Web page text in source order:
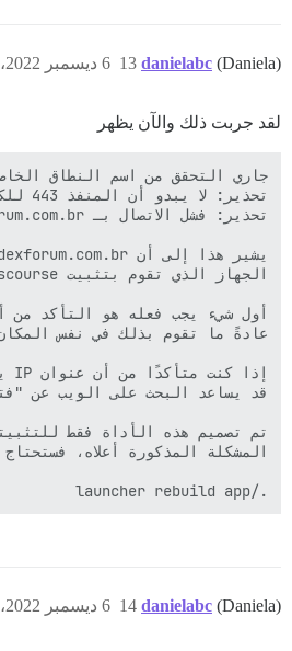
danielabc (Daniela) 6 ديسمبر 2022، 6:16م 13
لقد جربت ذلك والآن يظهر
./launcher rebuild app
danielabc (Daniela) 6 ديسمبر 2022، 6:29م 14